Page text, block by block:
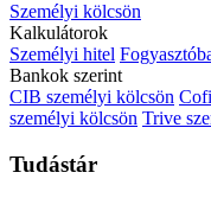
Személyi kölcsön
Kalkulátorok
Személyi hitel
Bankok szerint
CIB személyi kölcsön
személyi kölcsön Trive
Tudástár